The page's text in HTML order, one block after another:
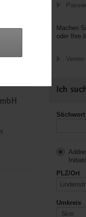
Machen
oder Ihre
Verein
Ich
PLZ/Ort
Umkreis